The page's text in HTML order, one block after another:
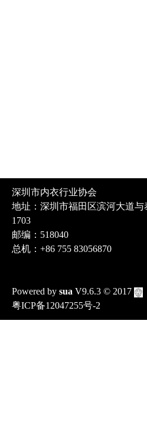
深圳市内衣行业协会
地址：深圳市福田区滨河大道
1703
邮编：518040
总机：+86 755 83056870
Powered by sua V9.6.3 © 2017
粤ICP备12047255号-2